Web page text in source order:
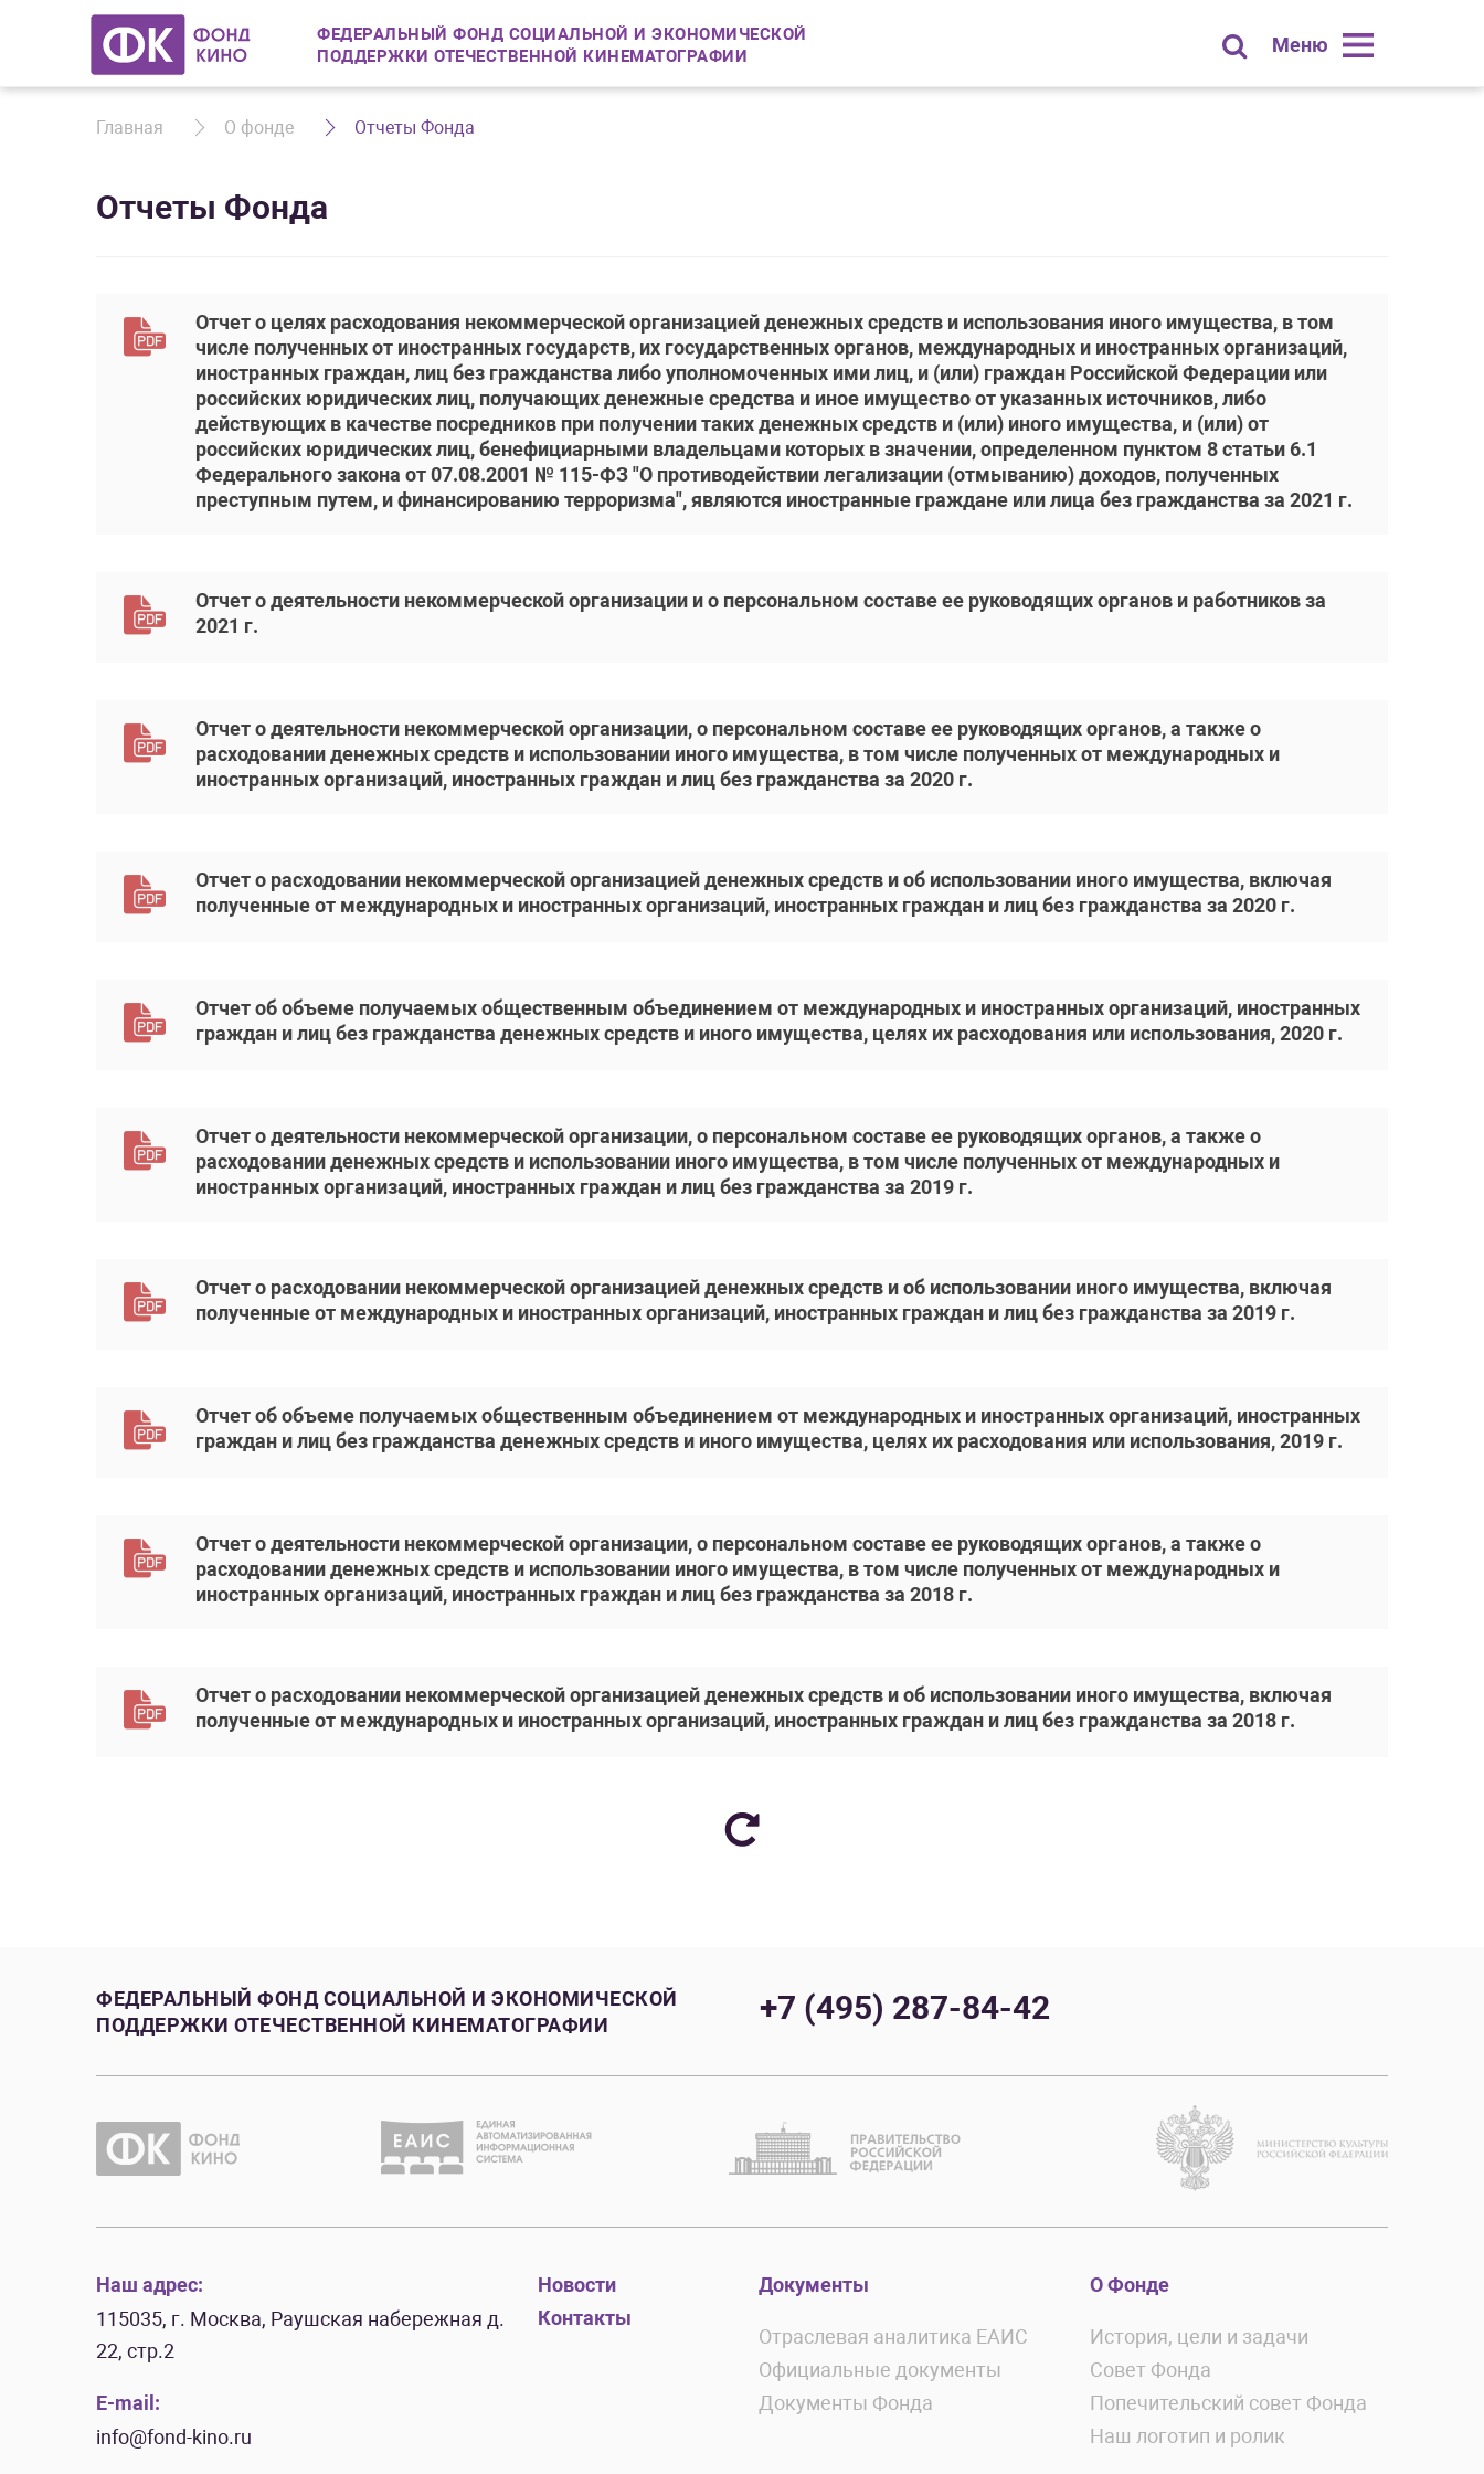
ФЕДЕРАЛЬНЫЙ ФОНД СОЦИАЛЬНОЙ И ЭКОНОМИЧЕСКОЙ
ПОДДЕРЖКИ ОТЕЧЕСТВЕННОЙ КИНЕМАТОГРАФИИ
Меню
Главная О фонде Отчеты Фонда
Отчеты Фонда
Отчет о целях расходования некоммерческой организацией денежных средств и использования иного имущества, в том
числе полученных от иностранных государств, их государственных органов, международных и иностранных организаций,
иностранных граждан, лиц без гражданства либо уполномоченных ими лиц, и (или) граждан Российской Федерации или
российских юридических лиц, получающих денежные средства и иное имущество от указанных источников, либо
действующих в качестве посредников при получении таких денежных средств и (или) иного имущества, и (или) от
российских юридических лиц, бенефициарными владельцами которых в значении, определенном пунктом 8 статьи 6.1
Федерального закона от 07.08.2001 № 115-ФЗ "О противодействии легализации (отмыванию) доходов, полученных
преступным путем, и финансированию терроризма", являются иностранные граждане или лица без гражданства за 2021 г.
Отчет о деятельности некоммерческой организации и о персональном составе ее руководящих органов и работников за
2021 г.
Отчет о деятельности некоммерческой организации, о персональном составе ее руководящих органов, а также о
расходовании денежных средств и использовании иного имущества, в том числе полученных от международных и
иностранных организаций, иностранных граждан и лиц без гражданства за 2020 г.
Отчет о расходовании некоммерческой организацией денежных средств и об использовании иного имущества, включая
полученные от международных и иностранных организаций, иностранных граждан и лиц без гражданства за 2020 г.
Отчет об объеме получаемых общественным объединением от международных и иностранных организаций, иностранных
граждан и лиц без гражданства денежных средств и иного имущества, целях их расходования или использования, 2020 г.
Отчет о деятельности некоммерческой организации, о персональном составе ее руководящих органов, а также о
расходовании денежных средств и использовании иного имущества, в том числе полученных от международных и
иностранных организаций, иностранных граждан и лиц без гражданства за 2019 г.
Отчет о расходовании некоммерческой организацией денежных средств и об использовании иного имущества, включая
полученные от международных и иностранных организаций, иностранных граждан и лиц без гражданства за 2019 г.
Отчет об объеме получаемых общественным объединением от международных и иностранных организаций, иностранных
граждан и лиц без гражданства денежных средств и иного имущества, целях их расходования или использования, 2019 г.
Отчет о деятельности некоммерческой организации, о персональном составе ее руководящих органов, а также о
расходовании денежных средств и использовании иного имущества, в том числе полученных от международных и
иностранных организаций, иностранных граждан и лиц без гражданства за 2018 г.
Отчет о расходовании некоммерческой организацией денежных средств и об использовании иного имущества, включая
полученные от международных и иностранных организаций, иностранных граждан и лиц без гражданства за 2018 г.
ФЕДЕРАЛЬНЫЙ ФОНД СОЦИАЛЬНОЙ И ЭКОНОМИЧЕСКОЙ
ПОДДЕРЖКИ ОТЕЧЕСТВЕННОЙ КИНЕМАТОГРАФИИ
+7 (495) 287-84-42
Наш адрес:
115035, г. Москва, Раушская набережная д.
22, стр.2
E-mail:
info@fond-kino.ru
Новости
Контакты
Документы
Отраслевая аналитика ЕАИС
Официальные документы
Документы Фонда
О Фонде
История, цели и задачи
Совет Фонда
Попечительский совет Фонда
Наш логотип и ролик